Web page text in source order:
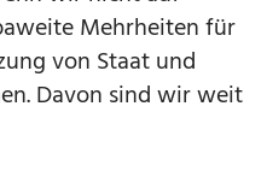
Mehrheiten für
von Staat und
Davon sind wir weit